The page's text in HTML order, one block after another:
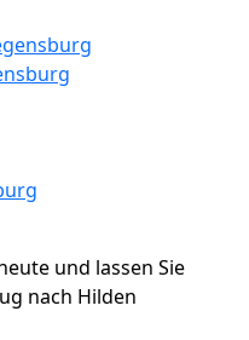
und lassen Sie
nach Hilden